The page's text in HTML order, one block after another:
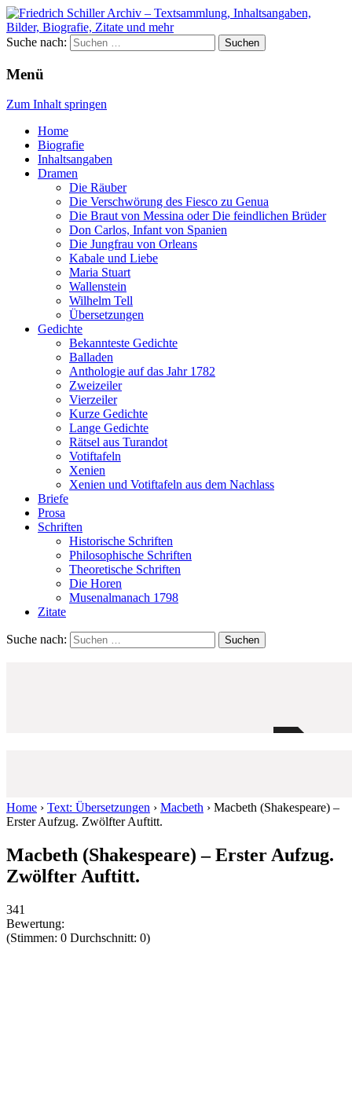
Suche nach:
Menü
Zum Inhalt springen
Home
Biografie
Inhaltsangaben
Dramen
Die Räuber
Die Verschwörung des Fiesco zu Genua
Die Braut von Messina oder Die feindlichen Brüder
Don Carlos, Infant von Spanien
Die Jungfrau von Orleans
Kabale und Liebe
Maria Stuart
Wallenstein
Wilhelm Tell
Übersetzungen
Gedichte
Bekannteste Gedichte
Balladen
Anthologie auf das Jahr 1782
Zweizeiler
Vierzeiler
Kurze Gedichte
Lange Gedichte
Rätsel aus Turandot
Votiftafeln
Xenien
Xenien und Votiftafeln aus dem Nachlass
Briefe
Prosa
Schriften
Historische Schriften
Philosophische Schriften
Theoretische Schriften
Die Horen
Musenalmanach 1798
Zitate
Suche nach:
Home › Text: Übersetzungen › Macbeth › Macbeth (Shakespeare) –
Erster Aufzug. Zwölfter Auftitt.
Macbeth (Shakespeare) – Erster Aufzug.
Zwölfter Auftitt.
341
Bewertung:
(Stimmen: 0 Durchschnitt: 0)